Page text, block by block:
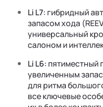
Li L7: гибридный
запасом хода
универсальный
салоном и
Li L6: пятиместный
увеличенным
для ритма
все ключевые